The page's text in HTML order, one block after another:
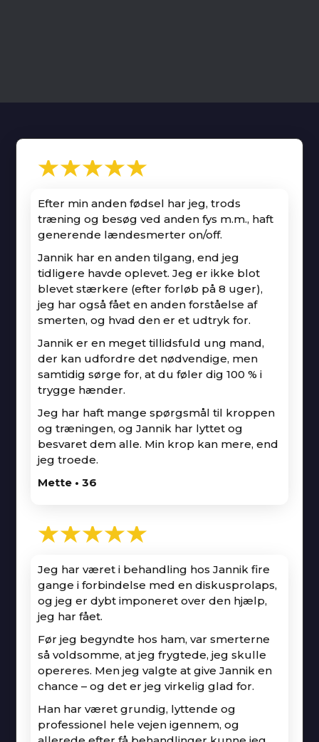
★★★★★
Efter min anden fødsel har jeg, trods
træning og besøg ved anden fys m.m., haft
generende lændesmerter on/off.
Jannik har en anden tilgang, end jeg
tidligere havde oplevet. Jeg er ikke blot
blevet stærkere (efter forløb på 8 uger),
jeg har også fået en anden forståelse af
smerten, og hvad den er et udtryk for.
Jannik er en meget tillidsfuld ung mand,
der kan udfordre det nødvendige, men
samtidig sørge for, at du føler dig 100 % i
trygge hænder.
Jeg har haft mange spørgsmål til kroppen
og træningen, og Jannik har lyttet og
besvaret dem alle. Min krop kan mere, end
jeg troede.
Mette • 36
★★★★★
Jeg har været i behandling hos Jannik fire
gange i forbindelse med en diskusprolaps,
og jeg er dybt imponeret over den hjælp,
jeg har fået.
Før jeg begyndte hos ham, var smerterne
så voldsomme, at jeg frygtede, jeg skulle
opereres. Men jeg valgte at give Jannik en
chance – og det er jeg virkelig glad for.
Han har været grundig, lyttende og
professionel hele vejen igennem, og